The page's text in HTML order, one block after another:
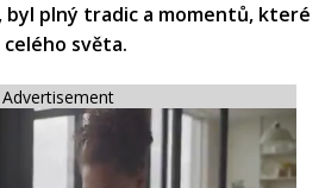
byl plný tradic a momentů, které
světa.​
Advertisement